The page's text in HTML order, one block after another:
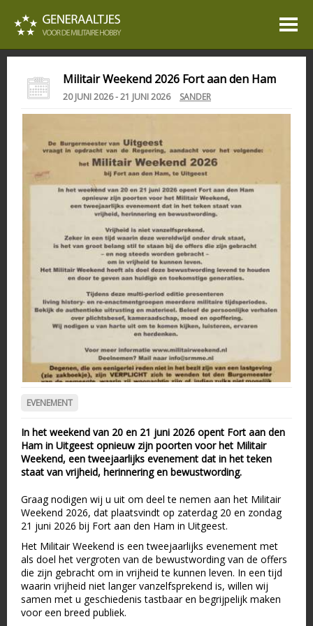
Militair Weekend 2026 Fort aan den Ham
20 JUNI 2026 - 21 JUNI 2026 SANDER
EVENEMENT
In het weekend van 20 en 21 juni 2026 opent Fort aan den
Ham in Uitgeest opnieuw zijn poorten voor het Militair
Weekend, een tweejaarlijks evenement dat in het teken
staat van vrijheid, herinnering en bewustwording.
Graag nodigen wij u uit om deel te nemen aan het Militair
Weekend 2026, dat plaatsvindt op zaterdag 20 en zondag
21 juni 2026 bij Fort aan den Ham in Uitgeest.
Het Militair Weekend is een tweejaarlijks evenement met
als doel het vergroten van de bewustwording van de offers
die zijn gebracht om in vrijheid te kunnen leven. In een tijd
waarin vrijheid niet langer vanzelfsprekend is, willen wij
samen met u geschiedenis tastbaar en begrijpelijk maken
voor een breed publiek.